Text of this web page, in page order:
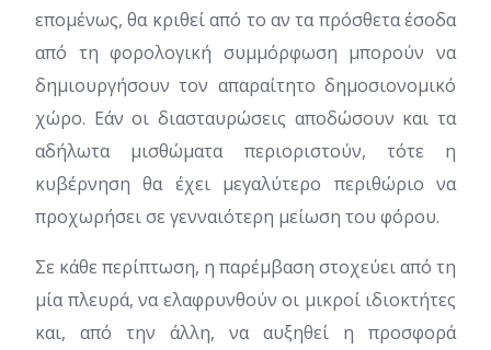
επομένως, θα κριθεί από το αν τα πρόσθετα έσοδα
από τη φορολογική συμμόρφωση μπορούν να
δημιουργήσουν τον απαραίτητο δημοσιονομικό
χώρο. Εάν οι διασταυρώσεις αποδώσουν και τα
αδήλωτα μισθώματα περιοριστούν, τότε η
κυβέρνηση θα έχει μεγαλύτερο περιθώριο να
προχωρήσει σε γενναιότερη μείωση του φόρου.
Σε κάθε περίπτωση, η παρέμβαση στοχεύει από τη
μία πλευρά, να ελαφρυνθούν οι μικροί ιδιοκτήτες
και, από την άλλη, να αυξηθεί η προσφορά